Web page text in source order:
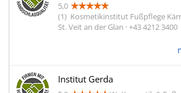
5,0
(1) Kosmetikinstitut Fußpflege
St. Veit an der Glan · +43 4212 3400
Institut Gerda